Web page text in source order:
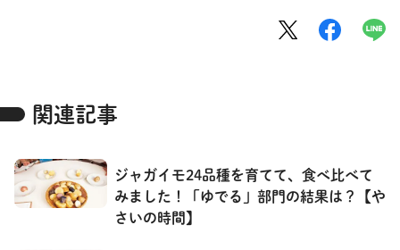
関連記事
ジャガイモ24品種を育てて、食べ比べて
みました！「ゆでる」部門の結果は？【や
さいの時間】